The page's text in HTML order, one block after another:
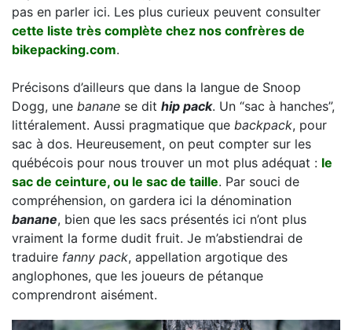
pas en parler ici. Les plus curieux peuvent consulter
cette liste très complète chez nos confrères de
bikepacking.com.
Précisons d’ailleurs que dans la langue de Snoop
Dogg, une banane se dit hip pack. Un “sac à hanches”,
littéralement. Aussi pragmatique que backpack, pour
sac à dos. Heureusement, on peut compter sur les
québécois pour nous trouver un mot plus adéquat : le
sac de ceinture, ou le sac de taille. Par souci de
compréhension, on gardera ici la dénomination
banane, bien que les sacs présentés ici n’ont plus
vraiment la forme dudit fruit. Je m’abstiendrai de
traduire fanny pack, appellation argotique des
anglophones, que les joueurs de pétanque
comprendront aisément.